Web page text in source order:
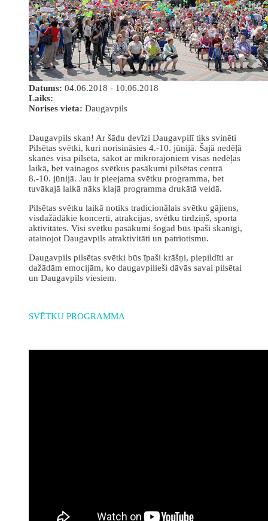
Datums: 04.06.2018 - 10.06.2018
Laiks:
Norises vieta: Daugavpils
Daugavpils skan! Ar šādu devīzi Daugavpilī tiks svinēti
Pilsētas svētki, kuri norisināsies 4.-10. jūnijā. Šajā nedēļā
skanēs visa pilsēta, sākot ar mikrorajoniem visas nedēļas
laikā, bet vainagos svētkus pasākumi pilsētas centrā
8.-10. jūnijā. Jau ir pieejama svētku programma, bet
tuvākajā laikā nāks klajā programma drukātā veidā.
Pilsētas svētku laikā notiks tradicionālais svētku gājiens,
visdažādākie koncerti, atrakcijas, svētku tirdziņš, sporta
aktivitātes. Visi svētku pasākumi šogad būs īpaši skanīgi,
atainojot Daugavpils atraktivitāti un patriotismu.
Daugavpils pilsētas svētki būs īpaši krāšņi, piepildīti ar
dažādām emocijām, ko daugavpilieši dāvās savai pilsētai
un Daugavpils viesiem.
SVĒTKU PROGRAMMA